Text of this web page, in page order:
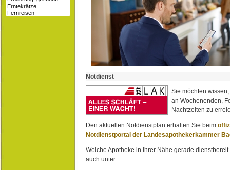
Notdienst
Sie möchten
an Wochenenden,
Nachtzeiten zu
Den aktuellen Notdienstplan erhalten Sie beim
Notdienstportal der Landesapothekerkammer
Welche Apotheke in Ihrer Nähe gerade
auch unter: